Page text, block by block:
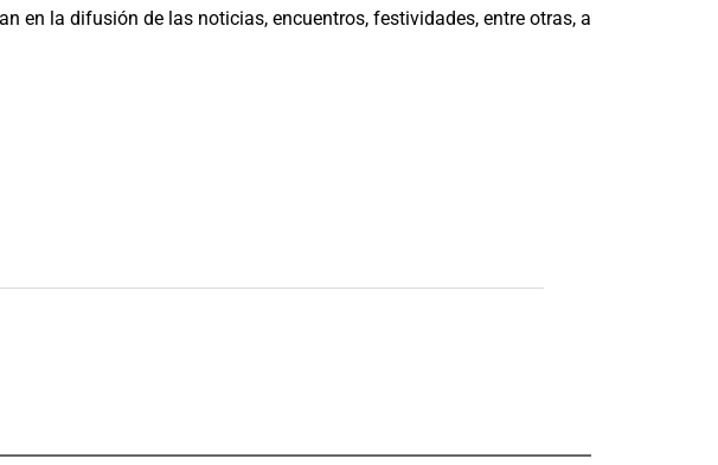
en la difusión de las noticias, encuentros, festividades, entre otras, a